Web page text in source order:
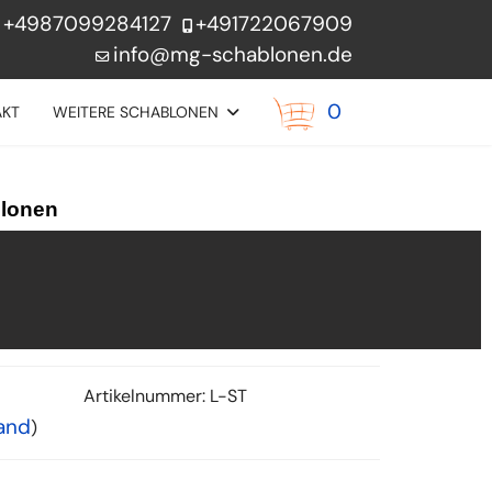
+4987099284127
+491722067909
info@mg-schablonen.de
WEITERE SCHABLONEN 0
)
Artikelnummer: L-ST